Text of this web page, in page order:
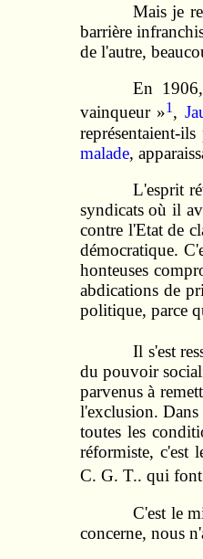
Mais je
barrière
de l'autre,
En
vainqueur »1 ,
représentaient-
malade,
L'esprit
syndicats où il
contre l'Etat de
démocratique.
honteuses
abdications de
politique, parce
Il s'est
du pouvoir
parvenus à
l'exclusion.
toutes les
réformiste, c'est
C. G. T.. qui font
C'est le
concerne, nous